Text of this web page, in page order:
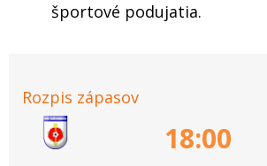
športové podujatia.
Rozpis zápasov
18:00